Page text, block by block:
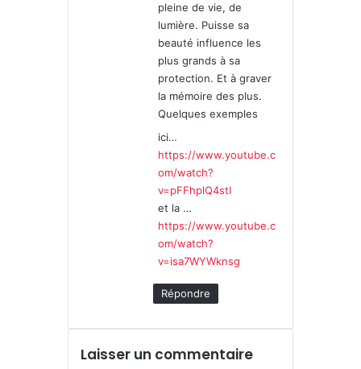
pleine de vie, de
lumière. Puisse sa
beauté influence les
plus grands à sa
protection. Et à graver
la mémoire des plus.
Quelques exemples
ici…
https://www.youtube.c
om/watch?
v=pFFhplQ4stI
et la …
https://www.youtube.c
om/watch?
v=isa7WYWknsg
Répondre
Laisser un commentaire